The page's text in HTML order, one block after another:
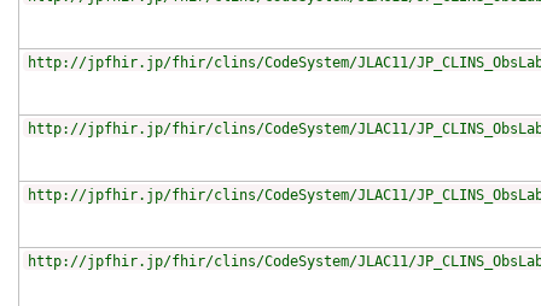
http://jpfhir.jp/fhir/clins/CodeSystem/JLAC11/
http://jpfhir.jp/fhir/clins/CodeSystem/JLAC11/
http://jpfhir.jp/fhir/clins/CodeSystem/JLAC11/
http://jpfhir.jp/fhir/clins/CodeSystem/JLAC11/